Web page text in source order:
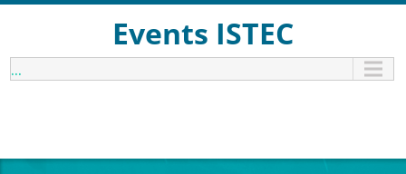
Events ISTEC
...1:00 am